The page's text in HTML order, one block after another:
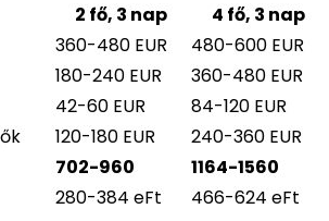
2 fő, 3 nap
4 fő, 3 nap
360-480 EUR
480-600 EUR
180-240 EUR
360-480 EUR
42-60 EUR
84-120 EUR
120-180 EUR
240-360 EUR
702-960
1164-1560
280-384 eFt 466-624 eFt